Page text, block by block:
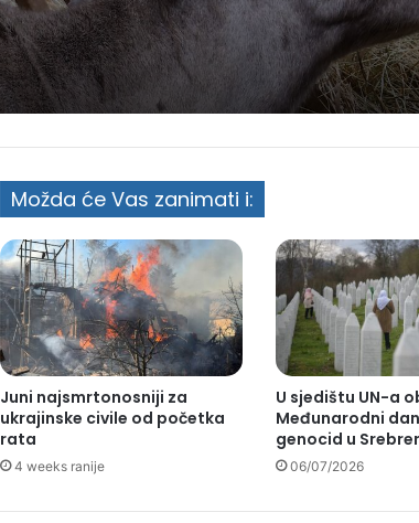
Možda će Vas zanimati i:
Juni najsmrtonosniji za
ukrajinske civile od početka
rata
4 weeks ranije
U sjedištu UN-a
Međunarodni
genocid u
06/07/2026